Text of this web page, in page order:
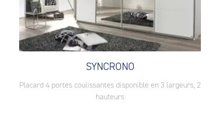
SYNCRONO
Placard 4 portes coulissantes disponible en 3 largeurs, 2
hauteurs